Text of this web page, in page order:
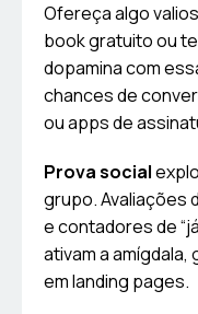
Ofereça algo
book gratuito ou
dopamina com
chances de
ou apps de
Prova social
grupo. Avaliações
e contadores de
ativam a
em landing pages.